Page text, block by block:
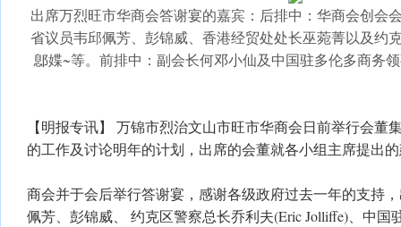
出席万烈旺市华商会答谢宴的嘉宾：后排中：华商会创会
省议员韦邱佩芳、彭锦威、香港经贸处处长巫菀菁以及约
鄎媟~等。前排中：副会长何邓小仙及中国驻多伦多商务
【明报专讯】 万锦市烈治文山市旺市华商会日前举行会董
的工作及讨论明年的计划，出席的会董就各小组主席提出
商会并于会后举行答谢宴，感谢各级政府过去一年的支持
佩芳、彭锦威、 约克区警察总长乔利夫(Eric Jolliffe)、中国